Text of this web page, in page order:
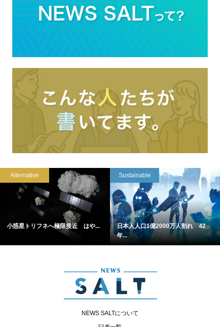
Alternative
小惑星トリフネへ極限接近 はや...
Sustainable
日本人人口1億2000万人割れ 42
年...
NEWS SALTについて